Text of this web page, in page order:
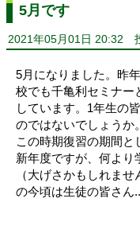
5月です
2021年05月01日 20:32
5月になりました。昨
校でも千亀利セミナー
しています。1年生の
のではないでしょうか
この時期復習の期間と
新年度ですが、何より
（大げさかもしれ
の今頃は生徒の皆さん